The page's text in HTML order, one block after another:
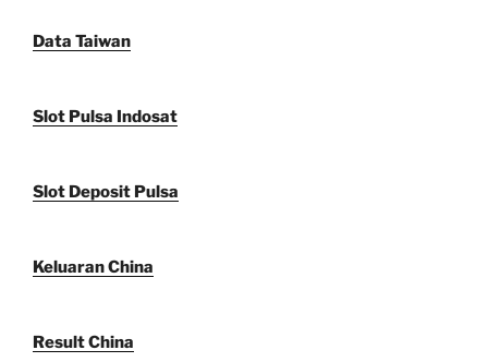
Data Taiwan
Slot Pulsa Indosat
Slot Deposit Pulsa
Keluaran China
Result China